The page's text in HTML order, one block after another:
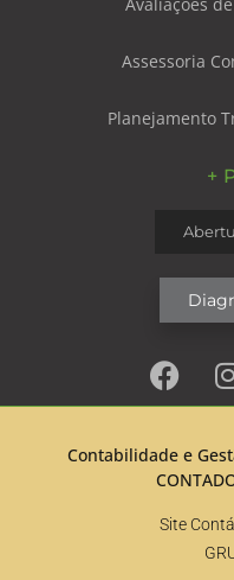
Assessoria
Planejamento
+
Contabilidade e
Site